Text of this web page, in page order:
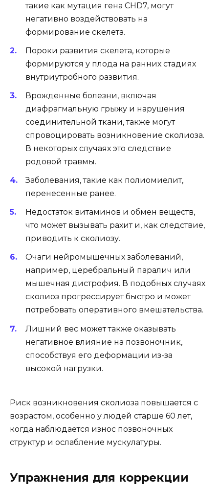
такие как мутация гена CHD7, могут
негативно воздействовать на
формирование скелета.
Пороки развития скелета, которые
формируются у плода на ранних стадиях
внутриутробного развития.
Врожденные болезни, включая
диафрагмальную грыжу и нарушения
соединительной ткани, также могут
спровоцировать возникновение сколиоза.
В некоторых случаях это следствие
родовой травмы.
Заболевания, такие как полиомиелит,
перенесенные ранее.
Недостаток витаминов и обмен веществ,
что может вызывать рахит и, как следствие,
приводить к сколиозу.
Очаги нейромышечных заболеваний,
например, церебральный паралич или
мышечная дистрофия. В подобных случаях
сколиоз прогрессирует быстро и может
потребовать оперативного вмешательства.
Лишний вес может также оказывать
негативное влияние на позвоночник,
способствуя его деформации из-за
высокой нагрузки.
Риск возникновения сколиоза повышается с
возрастом, особенно у людей старше 60 лет,
когда наблюдается износ позвоночных
структур и ослабление мускулатуры.
Упражнения для коррекции